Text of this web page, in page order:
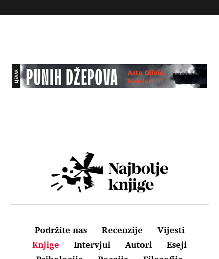
Podržite nas Recenzije
Vijesti
Knjige
Intervjui Autori
Eseji